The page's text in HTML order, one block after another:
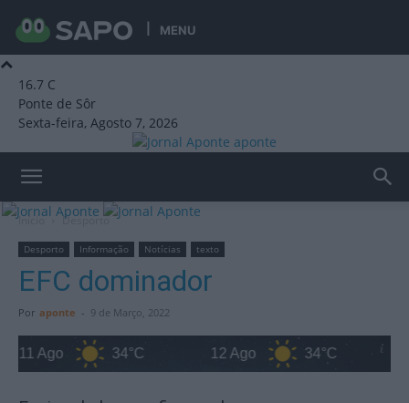
MENU
16.7 C
Ponte de Sôr
Sexta-feira, Agosto 7, 2026
aponte
Início Desporto
Desporto Informação Notícias texto
EFC dominador
Por aponte - 9 de Março, 2022
11 Ago 34°C 12 Ago 34°C